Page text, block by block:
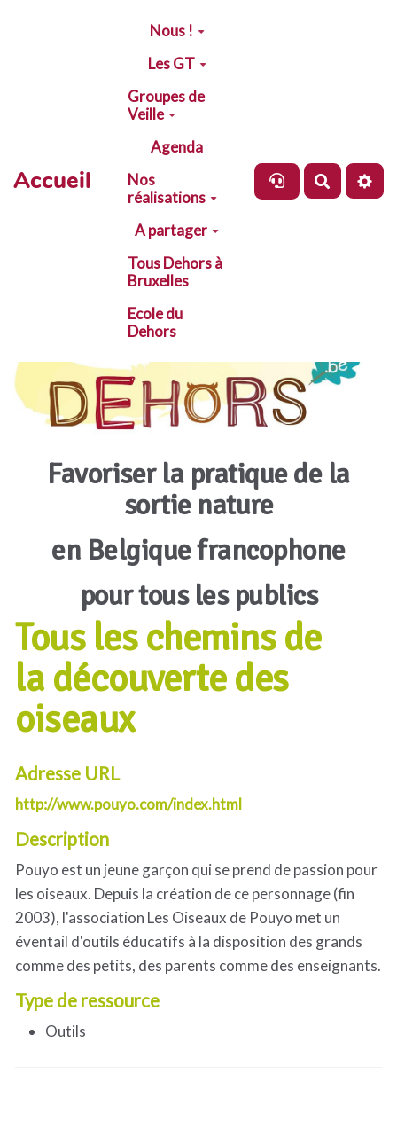
Aller au contenu principal
Accueil
Nous !
Les GT
Groupes de
Veille
Agenda
Nos
réalisations
A partager
Tous Dehors à
Bruxelles
Ecole du
Dehors
Favoriser la pratique de la
sortie nature
en Belgique francophone
pour tous les publics
Tous les chemins de
la découverte des
oiseaux
Adresse URL
http://www.pouyo.com/index.html
Description
Pouyo est un jeune garçon qui se prend de passion pour
les oiseaux. Depuis la création de ce personnage (fin
2003), l'association Les Oiseaux de Pouyo met un
éventail d'outils éducatifs à la disposition des grands
comme des petits, des parents comme des enseignants.
Type de ressource
Outils